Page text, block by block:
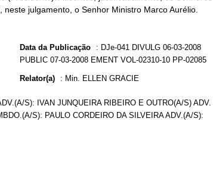
julgamento, o Senhor Ministro Marco Aurélio.
Data da Publicação : DJe-041 DIVULG 06-03-2008
PUBLIC 07-03-2008 EMENT VOL-02310-10 PP-02085
Relator(a) : Min. ELLEN GRACIE
S): IVAN JUNQUEIRA RIBEIRO E OUTRO(A/S) ADV.
S): PAULO CORDEIRO DA SILVEIRA ADV.(A/S):